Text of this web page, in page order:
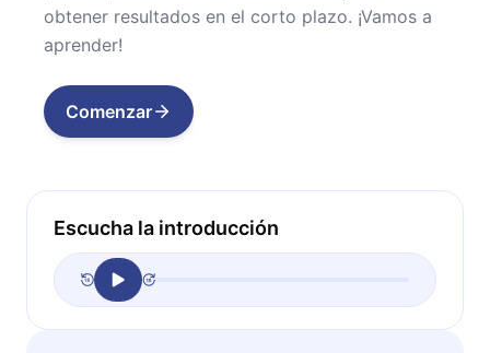
obtener resultados en el corto plazo. ¡Vamos a
aprender!
Comenzar
Escucha la introducción